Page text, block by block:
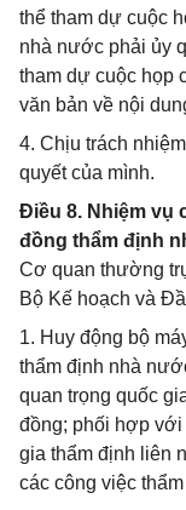
thể tham dự cuộc
nhà nước phải ủy
tham dự cuộc họp
văn bản về nội
4. Chịu trách
quyết của mình.
Điều 8. Nhiệm vụ
đồng thẩm định
Cơ quan thường
Bộ Kế hoạch và
1. Huy động bộ
thẩm định nhà
quan trọng quốc
đồng; phối hợp
gia thẩm định liên
các công việc